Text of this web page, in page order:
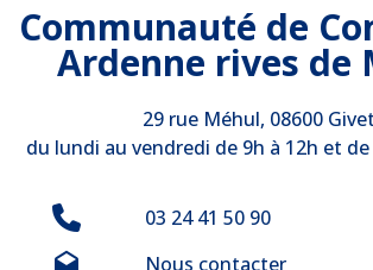
Communauté de
Ardenne rives de
29 rue Méhul, 08600 Givet
du lundi au vendredi de 9h à 12h et de
03 24 41 50 90
Nous contacter